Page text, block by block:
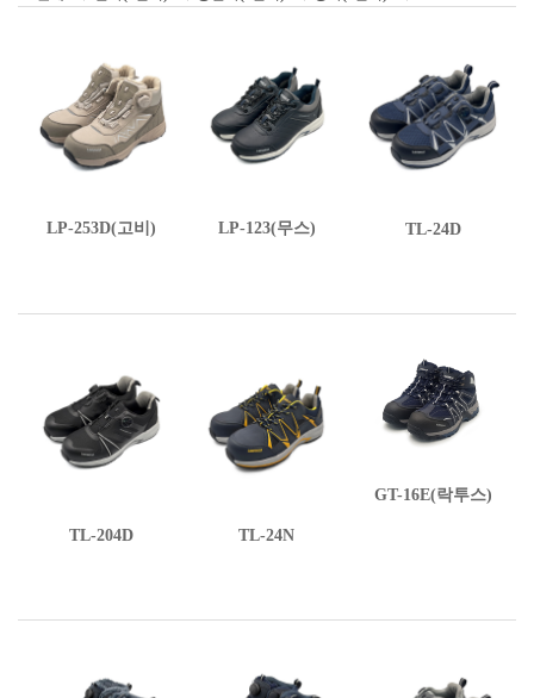
LP-253D(고비) LP-123(무스) TL-24D
TL-204D TL-24N
GT-16E(락투스)